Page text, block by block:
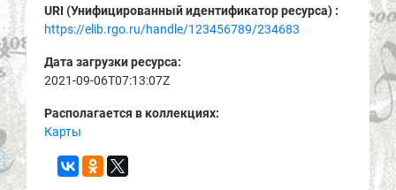
URI (Унифицированный идентификатор ресурса) :
https://elib.rgo.ru/handle/123456789/234683
Дата загрузки ресурса:
2021-09-06T07:13:07Z
Располагается в коллекциях:
Карты